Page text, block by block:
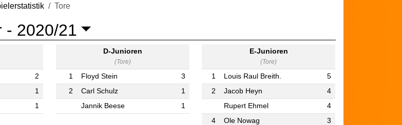
Tore
- 2020/21
2
1
1
D-Junioren
(Tore)
1 Floyd Stein
3
2
Carl Schulz
1
Jannik Beese
1
E-Junioren
(Tore)
1 Louis Raul Breith.
5
2
Jacob Heyn
4
Rupert Ehmel
4
4
Ole Nowag
3